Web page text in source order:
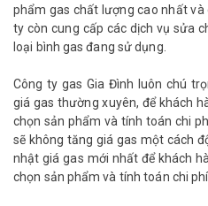
phẩm gas chất lượng cao nhất
ty còn cung cấp các dịch vụ sửa
loại bình gas đang sử dụng.
Công ty gas Gia Đình luôn chú
giá gas thường xuyên, để khách
chọn sản phẩm và tính toán chi
sẽ không tăng giá gas một cách
nhật giá gas mới nhất để khách
chọn sản phẩm và tính toán chi